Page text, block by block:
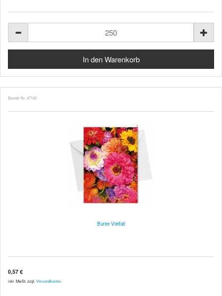
Bestell-Nr. 47142
Bunte Vielfalt
0,57 €
inkl. MwSt. zzgl. Versandkosten